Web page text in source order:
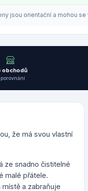
jsou orientační a mohou
obchodů
že má svou vlastní
ze snadno čistitelné
malé přátele.
a zabraňuje